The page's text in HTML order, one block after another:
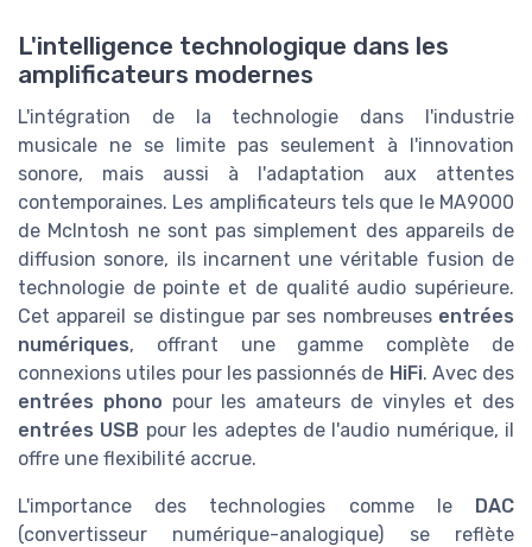
L'intelligence technologique dans les
amplificateurs modernes
L'intégration de la technologie dans l'industrie
musicale ne se limite pas seulement à l'innovation
sonore, mais aussi à l'adaptation aux attentes
contemporaines. Les amplificateurs tels que le MA9000
de McIntosh ne sont pas simplement des appareils de
diffusion sonore, ils incarnent une véritable fusion de
technologie de pointe et de qualité audio supérieure.
Cet appareil se distingue par ses nombreuses entrées
numériques, offrant une gamme complète de
connexions utiles pour les passionnés de HiFi. Avec des
entrées phono pour les amateurs de vinyles et des
entrées USB pour les adeptes de l'audio numérique, il
offre une flexibilité accrue.
L'importance des technologies comme le
DAC
(convertisseur numérique-analogique) se reflète